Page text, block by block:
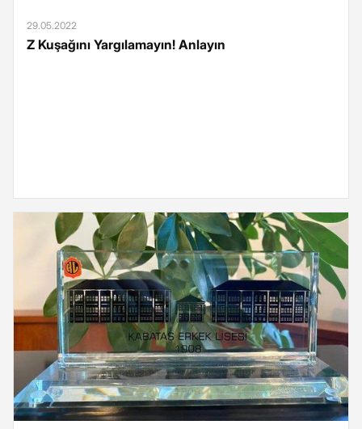
29.05.2022
Z Kuşağını Yargılamayın! Anlayın